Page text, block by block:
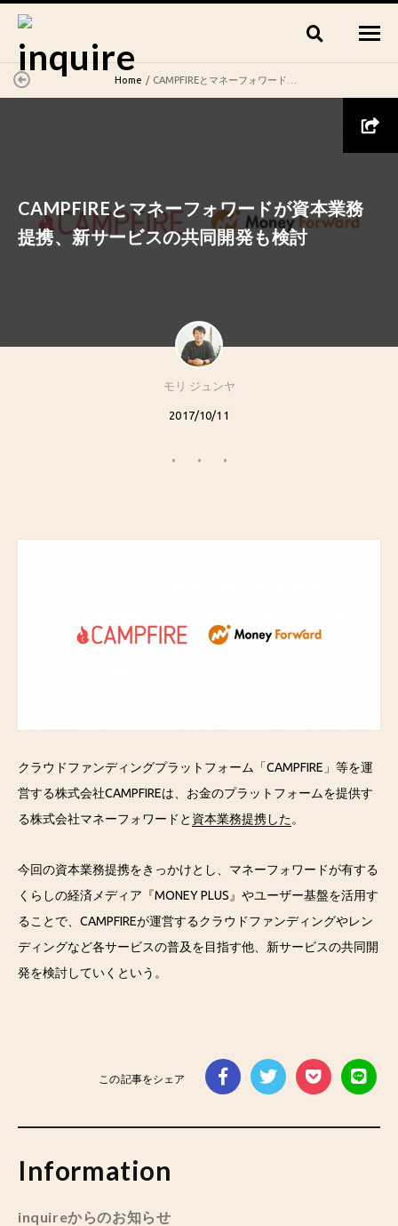
Home CAMPFIREとマネーフォワードが資本業務提携、新サービスの共同開発も検討
CAMPFIREとマネーフォワードが資本業務
提携、新サービスの共同開発も検討
モリ ジュンヤ
2017/10/11
クラウドファンディングプラットフォーム「CAMPFIRE」等を運
営する株式会社CAMPFIREは、お金のプラットフォームを提供す
る株式会社マネーフォワードと 資本業務提携した。
今回の資本業務提携をきっかけとし、マネーフォワードが有する
くらしの経済メディア『MONEY PLUS』やユーザー基盤を活用す
ることで、CAMPFIREが運営するクラウドファンディングやレン
ディングなど各サービスの普及を目指す他、新サービスの共同開
発を検討していくという。
この記事をシェア
Information
inquireからのお知らせ